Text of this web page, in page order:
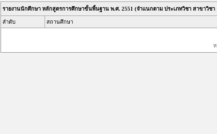
รายงานนักศึกษา หลักสูตรการศึกษาขั้นพื้นฐาน พ.ศ. 2551 (จำแนกตาม ประเภทวิชา สาขาวิช
ลำดับ สถานศึกษา